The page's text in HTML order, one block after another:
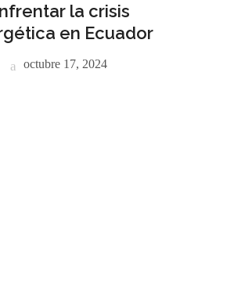
la crisis
en Ecuador
octubre 17, 2024